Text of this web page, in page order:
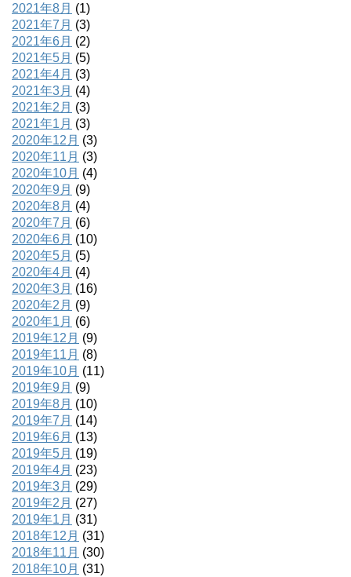
2021年8月 (1)
2021年7月 (3)
2021年6月 (2)
2021年5月 (5)
2021年4月 (3)
2021年3月 (4)
2021年2月 (3)
2021年1月 (3)
2020年12月 (3)
2020年11月 (3)
2020年10月 (4)
2020年9月 (9)
2020年8月 (4)
2020年7月 (6)
2020年6月 (10)
2020年5月 (5)
2020年4月 (4)
2020年3月 (16)
2020年2月 (9)
2020年1月 (6)
2019年12月 (9)
2019年11月 (8)
2019年10月 (11)
2019年9月 (9)
2019年8月 (10)
2019年7月 (14)
2019年6月 (13)
2019年5月 (19)
2019年4月 (23)
2019年3月 (29)
2019年2月 (27)
2019年1月 (31)
2018年12月 (31)
2018年11月 (30)
2018年10月 (31)